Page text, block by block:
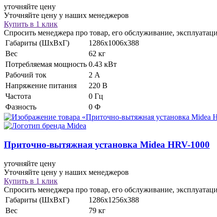
уточняйте цену
Уточняйте цену у наших менеджеров
Купить в 1 клик
Спросить менеджера про товар, его обслуживание,
Габариты (ШхВхГ)
1286х1006х388
Вес
62 кг
Потребляемая мощность 0.43 кВт
Рабочий ток
2 А
Напряжение питания
220 В
Частота
0 Гц
Фазность
0 Ф
Приточно-вытяжная установка Midea HRV-1000
уточняйте цену
Уточняйте цену у наших менеджеров
Купить в 1 клик
Спросить менеджера про товар, его обслуживание,
Габариты (ШхВхГ)
1286х1256х388
Вес
79 кг